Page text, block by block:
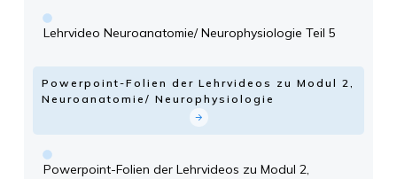
Lehrvideo Neuroanatomie/ Neurophysiologie Teil 5
Powerpoint-Folien der Lehrvideos zu Modul 2,
Neuroanatomie/ Neurophysiologie
Powerpoint-Folien der Lehrvideos zu Modul 2,